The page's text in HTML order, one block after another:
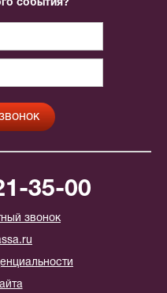
события?
35-00
звонок